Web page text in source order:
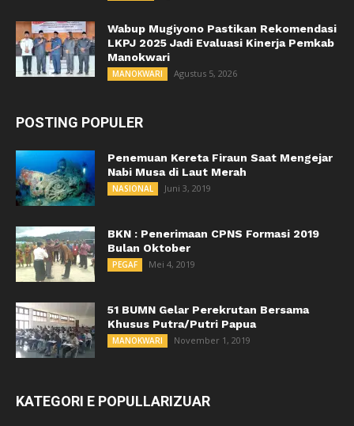
Wabup Mugiyono Pastikan Rekomendasi
LKPJ 2025 Jadi Evaluasi Kinerja Pemkab
Manokwari
MANOKWARI Agustus 5, 2026
POSTING POPULER
Penemuan Kereta Firaun Saat Mengejar
Nabi Musa di Laut Merah
NASIONAL Juni 3, 2019
BKN : Penerimaan CPNS Formasi 2019
Bulan Oktober
PEGAF Mei 4, 2019
51 BUMN Gelar Perekrutan Bersama
Khusus Putra/Putri Papua
MANOKWARI November 1, 2019
KATEGORI E POPULLARIZUAR